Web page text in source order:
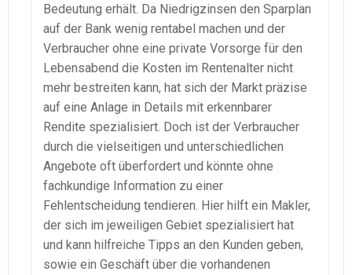
Bedeutung erhält. Da Niedrigzinsen den Sparplan
auf der Bank wenig rentabel machen und der
Verbraucher ohne eine private Vorsorge für den
Lebensabend die Kosten im Rentenalter nicht
mehr bestreiten kann, hat sich der Markt präzise
auf eine Anlage in Details mit erkennbarer
Rendite spezialisiert. Doch ist der Verbraucher
durch die vielseitigen und unterschiedlichen
Angebote oft überfordert und könnte ohne
fachkundige Information zu einer
Fehlentscheidung tendieren. Hier hilft ein Makler,
der sich im jeweiligen Gebiet spezialisiert hat
und kann hilfreiche Tipps an den Kunden geben,
sowie ein Geschäft über die vorhandenen